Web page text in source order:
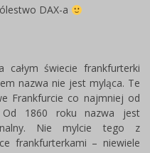
DAX-a
całym świecie frankfurterki
nazwa nie jest myląca. Te
Frankfurcie co najmniej od
1860 roku nazwa jest
Nie mylcie tego z
frankfurterkami – niewiele